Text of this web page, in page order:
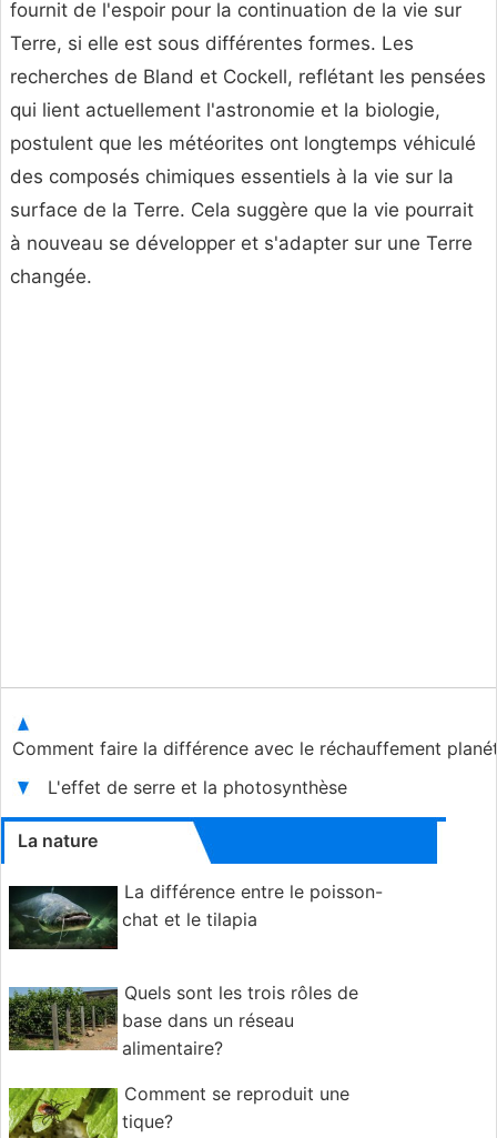
fournit de l'espoir pour la continuation de la vie sur
Terre, si elle est sous différentes formes. Les
recherches de Bland et Cockell, reflétant les pensées
qui lient actuellement l'astronomie et la biologie,
postulent que les météorites ont longtemps véhiculé
des composés chimiques essentiels à la vie sur la
surface de la Terre. Cela suggère que la vie pourrait
à nouveau se développer et s'adapter sur une Terre
changée.
Comment faire la différence avec le réchauffement
L'effet de serre et la photosynthèse
La nature
La différence entre le poisson-
chat et le tilapia
Quels sont les trois rôles de
base dans un réseau
alimentaire?
Comment se reproduit une
tique?